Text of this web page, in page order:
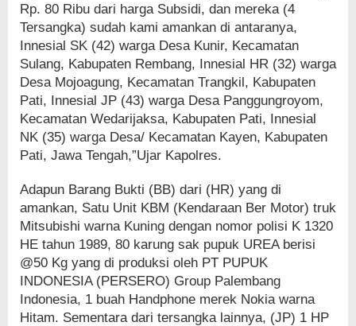
Rp. 80 Ribu dari harga Subsidi, dan mereka (4
Tersangka) sudah kami amankan di antaranya,
Innesial SK (42) warga Desa Kunir, Kecamatan
Sulang, Kabupaten Rembang, Innesial HR (32) warga
Desa Mojoagung, Kecamatan Trangkil, Kabupaten
Pati, Innesial JP (43) warga Desa Panggungroyom,
Kecamatan Wedarijaksa, Kabupaten Pati, Innesial
NK (35) warga Desa/ Kecamatan Kayen, Kabupaten
Pati, Jawa Tengah,”Ujar Kapolres.
Adapun Barang Bukti (BB) dari (HR) yang di
amankan, Satu Unit KBM (Kendaraan Ber Motor) truk
Mitsubishi warna Kuning dengan nomor polisi K 1320
HE tahun 1989, 80 karung sak pupuk UREA berisi
@50 Kg yang di produksi oleh PT PUPUK
INDONESIA (PERSERO) Group Palembang
Indonesia, 1 buah Handphone merek Nokia warna
Hitam. Sementara dari tersangka lainnya, (JP) 1 HP